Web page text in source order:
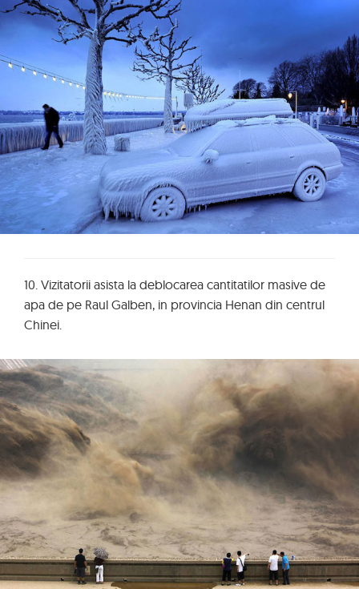
10. Vizitatorii asista la deblocarea cantitatilor masive de
apa de pe Raul Galben, in provincia Henan din centrul
Chinei.